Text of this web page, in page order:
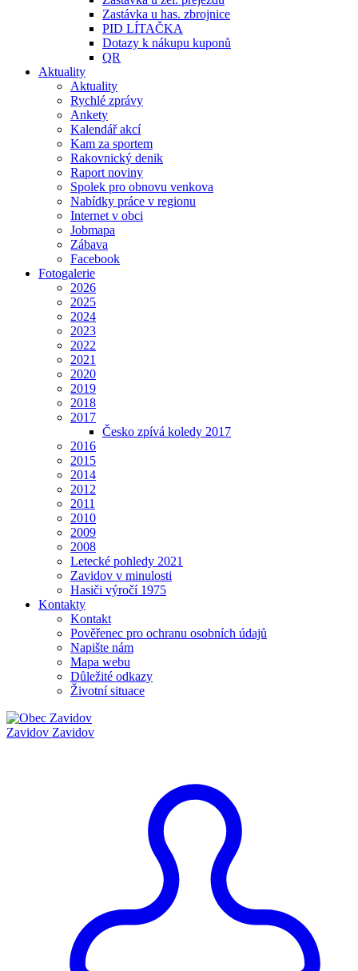
Zastávka u has. zbrojnice
PID LÍTAČKA
Dotazy k nákupu kuponů
QR
Aktuality
Aktuality
Rychlé zprávy
Ankety
Kalendář akcí
Kam za sportem
Rakovnický denik
Raport noviny
Spolek pro obnovu venkova
Nabídky práce v regionu
Internet v obci
Jobmapa
Zábava
Facebook
Fotogalerie
2026
2025
2024
2023
2022
2021
2020
2019
2018
2017
Česko zpívá koledy 2017
2016
2015
2014
2012
2011
2010
2009
2008
Letecké pohledy 2021
Zavidov v minulosti
Hasiči výročí 1975
Kontakty
Kontakt
Pověřenec pro ochranu osobních údajů
Napište nám
Mapa webu
Důležité odkazy
Životní situace
Zavidov Zavidov